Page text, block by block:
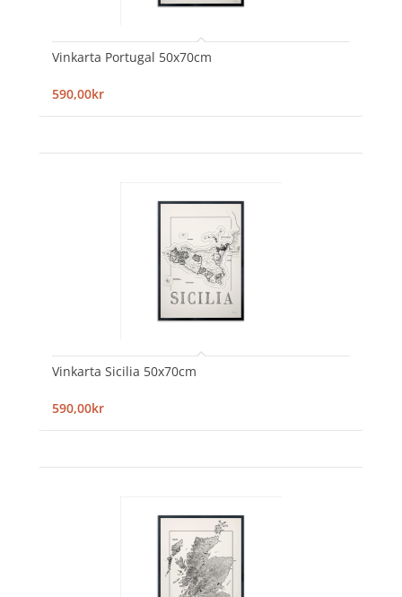
Vinkarta Portugal 50x70cm
590,00kr
Vinkarta Sicilia 50x70cm
590,00kr